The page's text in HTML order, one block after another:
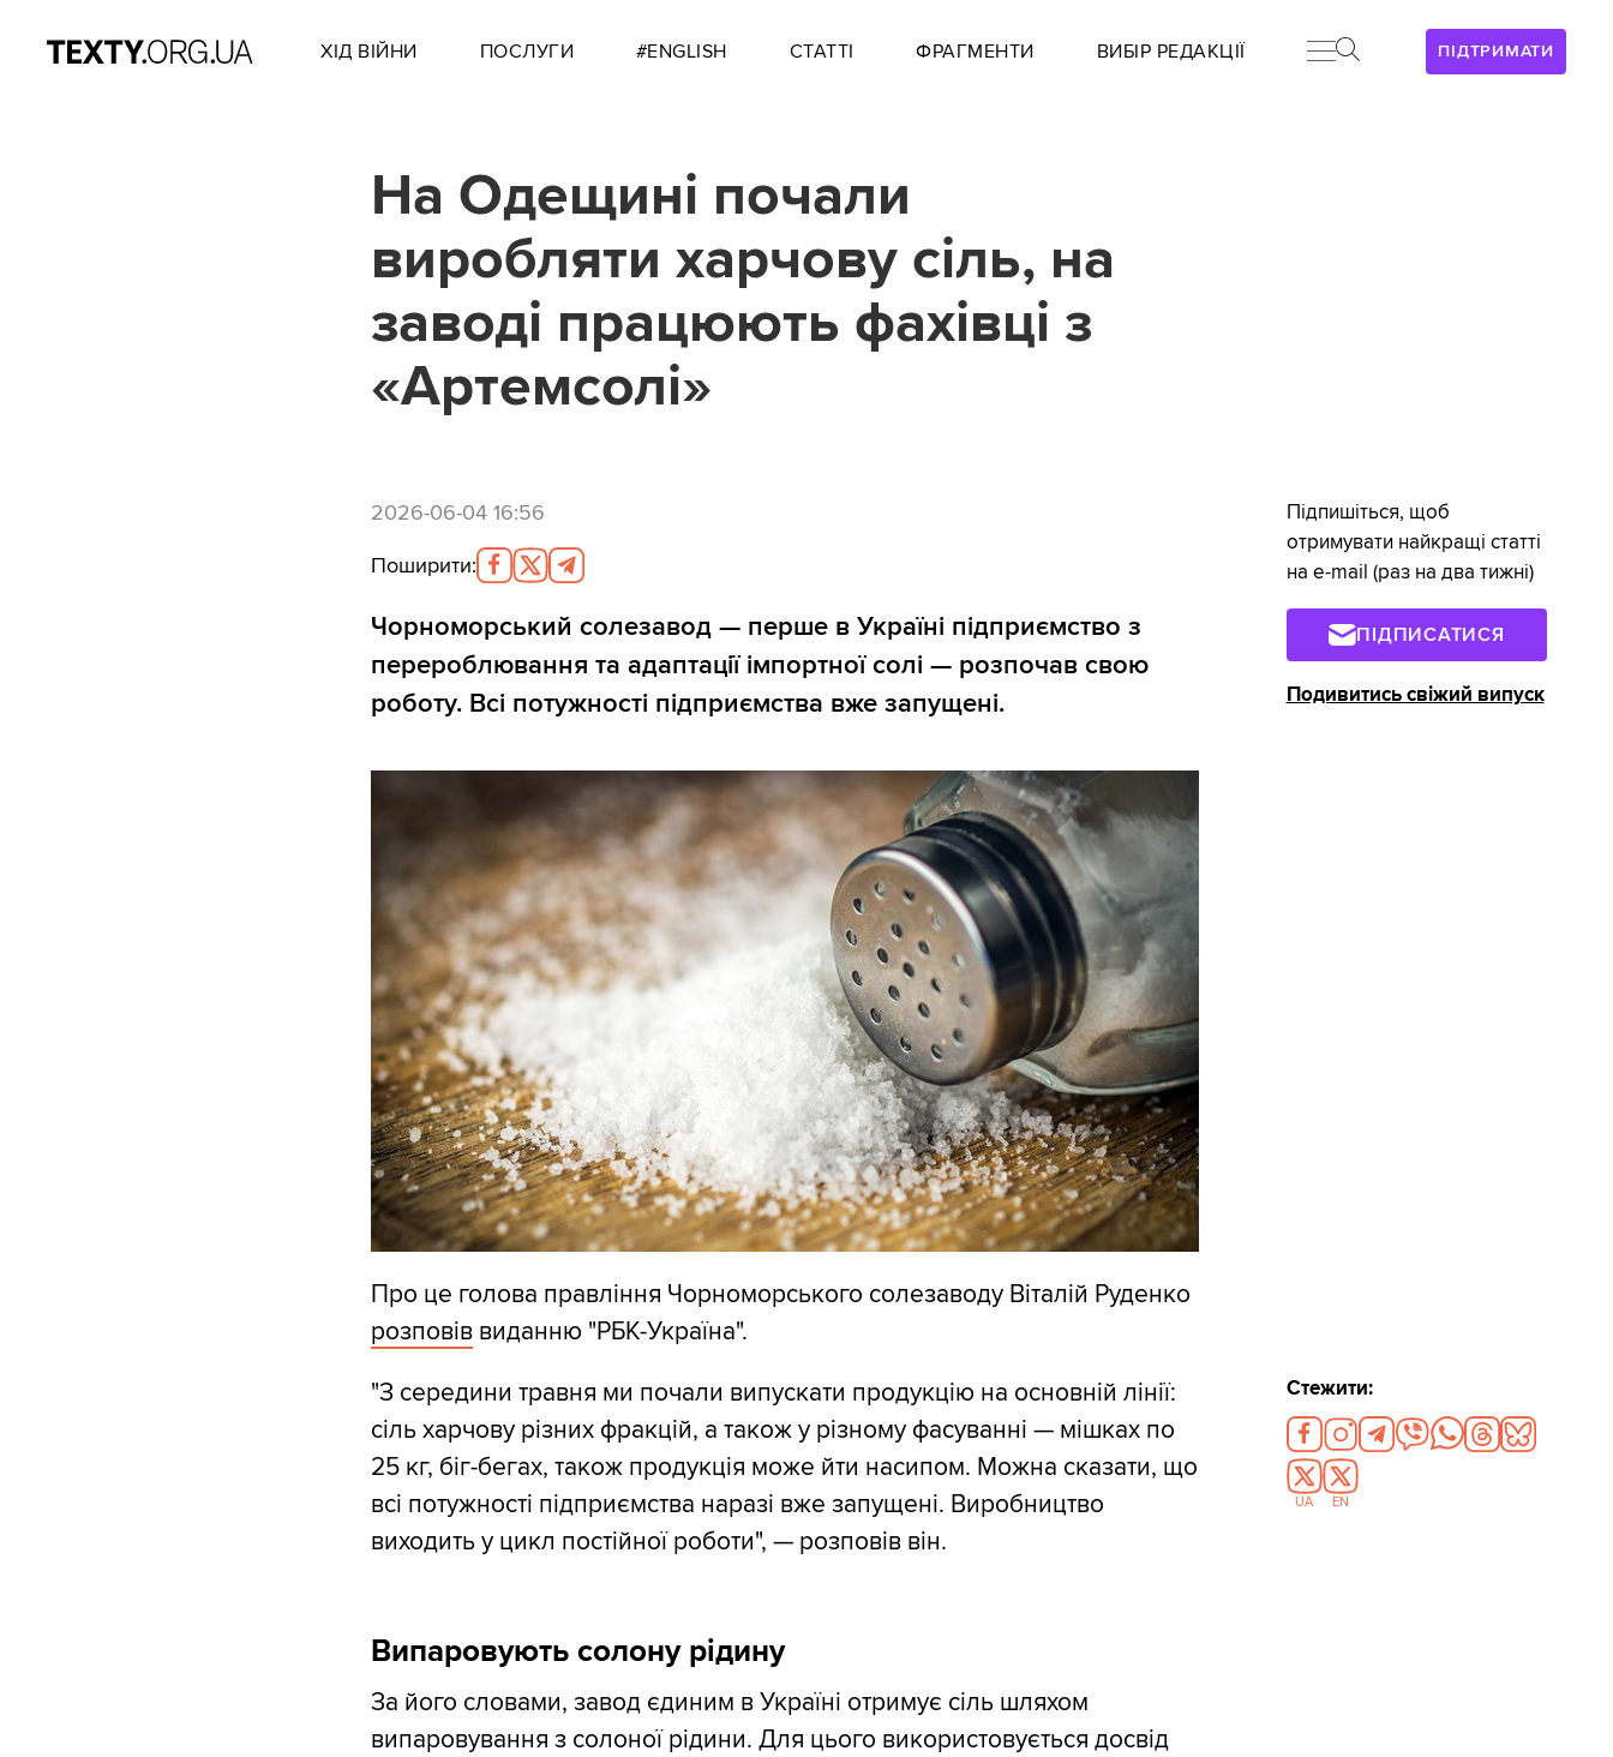
ПІДТРИМАТИ
ХІД ВІЙНИ ПОСЛУГИ #ENGLISH СТАТТІ ФРАГМЕНТИ ВИБІР РЕДАКЦІЇ
На Одещині почали
виробляти харчову сіль, на
заводі працюють фахівці з
«Артемсолі»
2026-06-04 16:56
Поширити:
Чорноморський солезавод — перше в Україні підприємство з
перероблювання та адаптації імпортної солі — розпочав свою
роботу. Всі потужності підприємства вже запущені.
Про це голова правління Чорноморського солезаводу Віталій Руденко
розповіввиданню "РБК-Україна".
"З середини травня ми почали випускати продукцію на основній лінії:
сіль харчову різних фракцій, а також у різному фасуванні — мішках по
25 кг, біг-бегах, також продукція може йти насипом. Можна сказати, що
всі потужності підприємства наразі вже запущені. Виробництво
виходить у цикл постійної роботи", — розповів він.
Випаровують солону рідину
За його словами, завод єдиним в Україні отримує сіль шляхом
випаровування з солоної рідини. Для цього використовується досвід
Підпишіться, щоб
отримувати найкращі статті
на e-mail (раз на два тижні)
ПІДПИСАТИСЯ
Подивитись свіжий випуск
Стежити:
UA EN